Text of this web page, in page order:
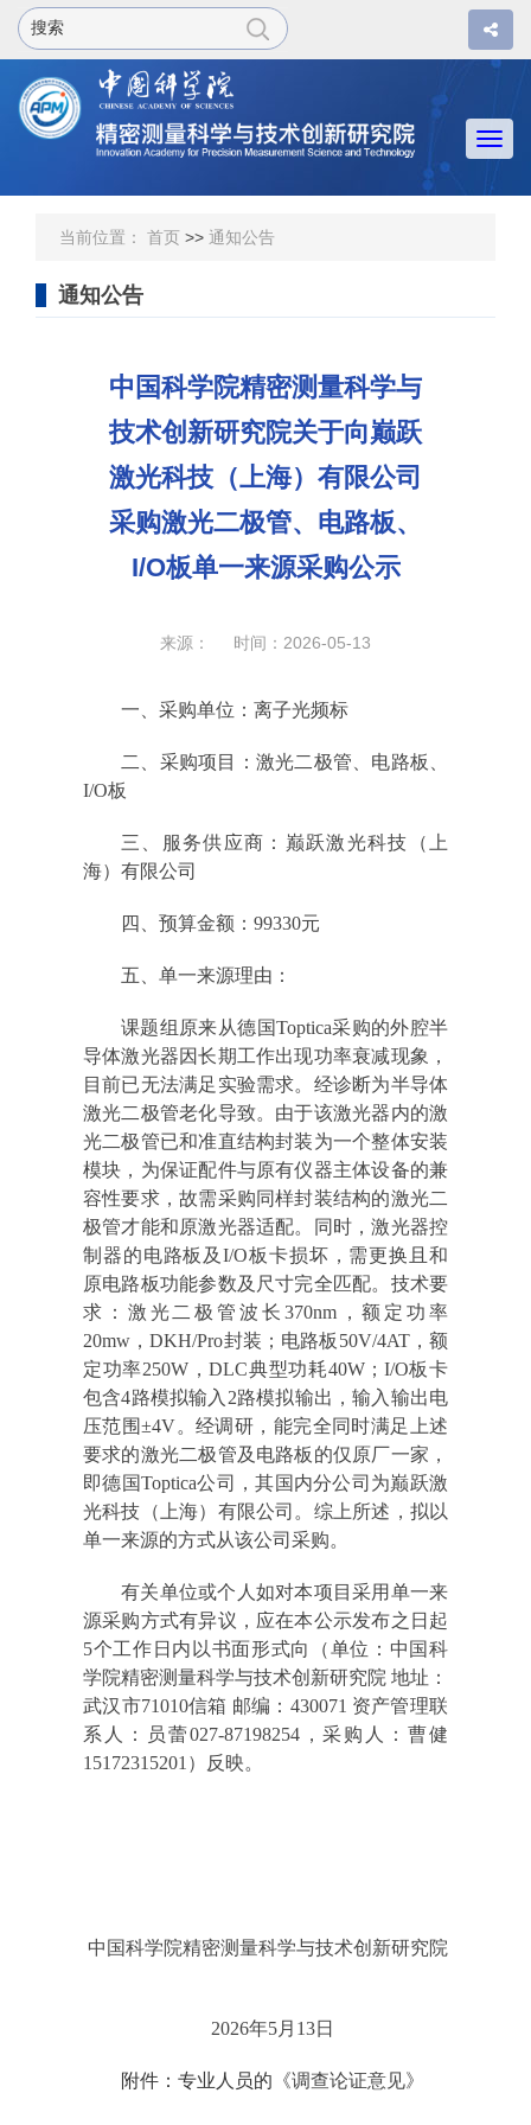
当前位置： 首页 >> 通知公告
通知公告
中国科学院精密测量科学与
技术创新研究院关于向巅跃
激光科技（上海）有限公司
采购激光二极管、电路板、
I/O板单一来源采购公示
来源： 时间：2026-05-13
一、采购单位： 离子光频标
二、采购项目： 激光二极管、电路板、
I/O板
三、服务供应商： 巅跃激光科技（上
海）有限公司
四、预算金额：99330元
五、单一来源理由：
课题组原来从德国Toptica采购的外腔半
导体激光器因长期工作出现功率衰减现象，
目前已无法满足实验需求。经诊断为半导体
激光二极管老化导致。由于该激光器内的激
光二极管已和准直结构封装为一个整体安装
模块，为保证配件与原有仪器主体设备的兼
容性要求，故需采购同样封装结构的激光二
极管才能和原激光器适配。同时，激光器控
制器的电路板及I/O板卡损坏，需更换且和
原电路板功能参数及尺寸完全匹配。技术要
求：激光二极管波长370nm，额定功率
20mw，DKH/Pro封装；电路板50V/4AT，额
定功率250W，DLC典型功耗40W；I/O板卡
包含4路模拟输入2路模拟输出，输入输出电
压范围±4V。经调研，能完全同时满足上述
要求的激光二极管及电路板的仅原厂一家，
即德国Toptica公司，其国内分公司为巅跃激
光科技（上海）有限公司。综上所述，拟以
单一来源的方式从该公司采购。
有关单位或个人如对本项目采用单一来
源采购方式有异议，应在本公示发布之日起
5个工作日内以书面形式向（单位：中国科
学院精密测量科学与技术创新研究院 地址：
武汉市71010信箱 邮编：430071 资产管理联
系人：员蕾027-87198254，采购人：曹健
15172315201）反映。
中国科学院精密测量科学与技术创新研究院
2026年5月13日
附件：专业人员的 《调查论证意见》